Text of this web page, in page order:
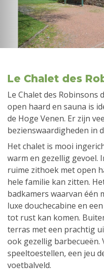
Le Chalet des
Le Chalet des Robinsons
open haard en sauna is
de Hoge Venen. Er zijn
bezienswaardigheden in
Het chalet is mooi
warm en gezellig gevoel.
ruime zithoek met open
hele familie kan zitten.
badkamers waarvan één
luxe douchecabine en
tot rust kan komen.
terras met een prachtig
ook gezellig barbecueën.
speeltoestellen, een jeu
voetbalveld.